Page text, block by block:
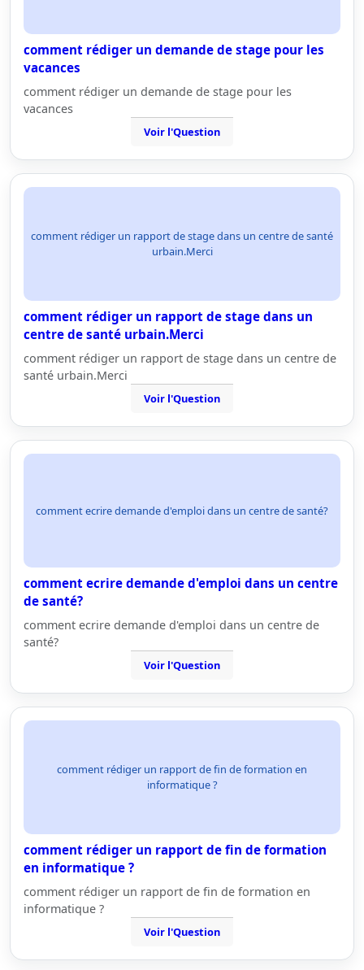
comment rédiger un demande de stage pour les
vacances
comment rédiger un demande de stage pour les
vacances
Voir l'Question
comment rédiger un rapport de stage dans un centre de santé
urbain.Merci
comment rédiger un rapport de stage dans un
centre de santé urbain.Merci
comment rédiger un rapport de stage dans un centre de
santé urbain.Merci
Voir l'Question
comment ecrire demande d'emploi dans un centre de santé?
comment ecrire demande d'emploi dans un centre
de santé?
comment ecrire demande d'emploi dans un centre de
santé?
Voir l'Question
comment rédiger un rapport de fin de formation en
informatique ?
comment rédiger un rapport de fin de formation
en informatique ?
comment rédiger un rapport de fin de formation en
informatique ?
Voir l'Question